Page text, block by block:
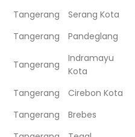
Tangerang Serang Kota
Tangerang
Pandeglang
Tangerang
Indramayu
Kota
Tangerang Cirebon Kota
Tangerang
Brebes